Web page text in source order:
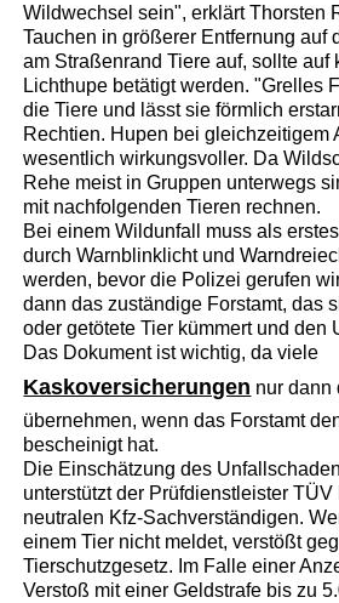
Wildwechsel sein", erklärt Thorsten
Tauchen in größerer Entfernung auf
am Straßenrand Tiere auf, sollte auf
Lichthupe betätigt werden. "Grelles
die Tiere und lässt sie förmlich
Rechtien. Hupen bei gleichzeitigem
wesentlich wirkungsvoller. Da
Rehe meist in Gruppen unterwegs
mit nachfolgenden Tieren rechnen.
Bei einem Wildunfall muss als
durch Warnblinklicht und
werden, bevor die Polizei gerufen
dann das zuständige Forstamt, das
oder getötete Tier kümmert und den
Das Dokument ist wichtig, da viele
Kaskoversicherungen nur dann
übernehmen, wenn das Forstamt
bescheinigt hat.
Die Einschätzung des
unterstützt der Prüfdienstleister
neutralen Kfz-Sachverständigen.
einem Tier nicht meldet, verstößt
Tierschutzgesetz. Im Falle einer
Verstoß mit einer Geldstrafe bis zu